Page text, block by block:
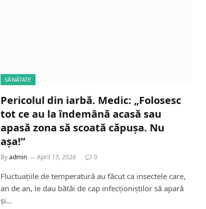
SĂNĂTATE
Pericolul din iarbă. Medic: „Folosesc
tot ce au la îndemână acasă sau
apasă zona să scoată căpușa. Nu
așa!”
Byadmin April 13, 2026 0
Fluctuațiile de temperatură au făcut ca insectele care,
an de an, le dau bătăi de cap infecționiștilor să apară
și…